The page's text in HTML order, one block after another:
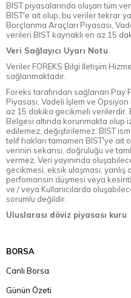
BIST piyasalarında oluşan tüm
BIST'e ait olup, bu veriler tekrar
Borçlanma Araçları Piyasası,
verileri BIST kaynaklı en az 15
Veri Sağlayıcı Uyarı Notu
Veriler FOREKS Bilgi İletişim
sağlanmaktadır.
Foreks tarafından sağlanan Pay
Piyasası, Vadeli İşlem ve
az 15 dakika gecikmeli verilerdir.
Belgesi altında korunmakta olup
edilemez, değiştirilemez. BIST
telif hakları tamamen BIST'ye ait
verinin sekansı, doğruluğu ve
vermez. Veri yayınında
gecikmesi, eksik ulaşması, yanlış
perfomansın düşmesi veya
ve / veya Kullanıcılarda
sorumlu değildir.
Uluslarası döviz piyasası kuru
BORSA
Canlı Borsa
Günün Özeti